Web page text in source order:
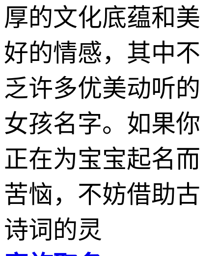
厚的文化底蕴和美
好的情感，其中不
乏许多优美动听的
女孩名字。如果你
正在为宝宝起名而
苦恼，不妨借助古
诗词的灵